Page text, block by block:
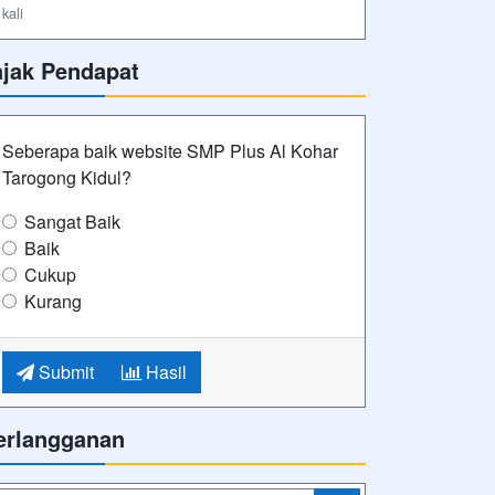
kali
Pendapat
Seberapa baik website SMP Plus Al Kohar
Tarogong Kidul?
Sangat Baik
Baik
Cukup
Kurang
Submit Hasil